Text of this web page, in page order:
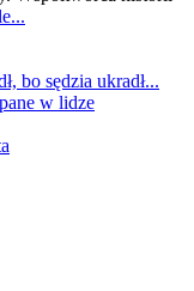
bo sędzia ukradł...
w lidze